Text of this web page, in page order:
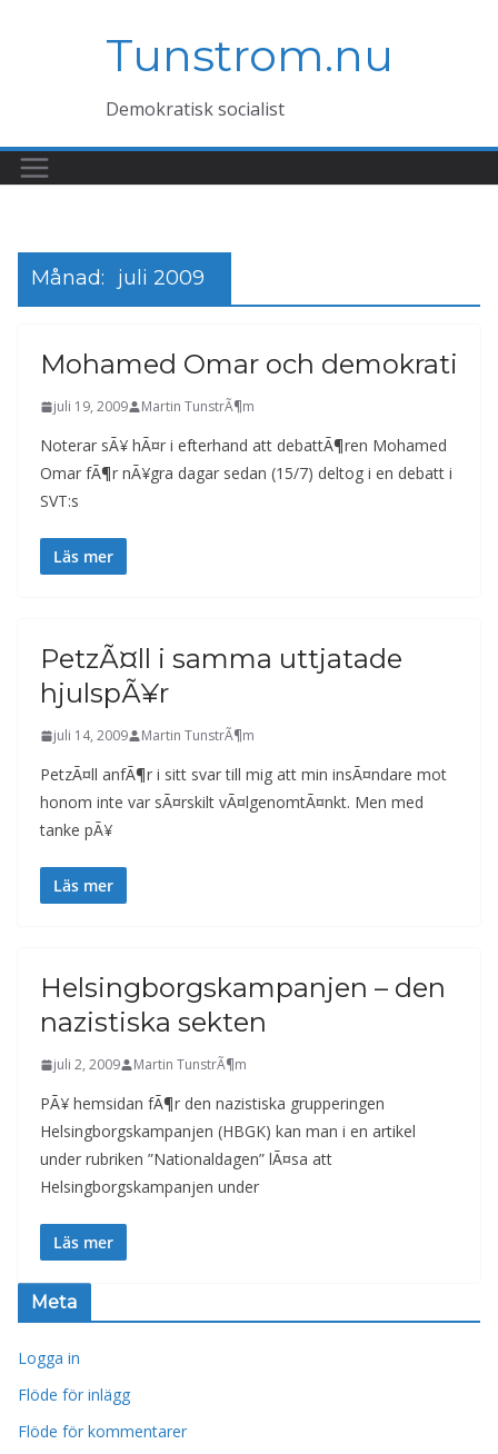
Tunstrom.nu
Demokratisk socialist
Månad: juli 2009
Mohamed Omar och demokrati
juli 19, 2009 Martin TunstrÃ¶m
Noterar sÃ¥ hÃ¤r i efterhand att debattÃ¶ren Mohamed
Omar fÃ¶r nÃ¥gra dagar sedan (15/7) deltog i en debatt i
SVT:s
Läs mer
PetzÃ¤ll i samma uttjatade
hjulspÃ¥r
juli 14, 2009 Martin TunstrÃ¶m
PetzÃ¤ll anfÃ¶r i sitt svar till mig att min insÃ¤ndare mot
honom inte var sÃ¤rskilt vÃ¤lgenomtÃ¤nkt. Men med
tanke pÃ¥
Läs mer
Helsingborgskampanjen – den
nazistiska sekten
juli 2, 2009 Martin TunstrÃ¶m
PÃ¥ hemsidan fÃ¶r den nazistiska grupperingen
Helsingborgskampanjen (HBGK) kan man i en artikel
under rubriken ”Nationaldagen” lÃ¤sa att
Helsingborgskampanjen under
Läs mer
Meta
Logga in
Flöde för inlägg
Flöde för kommentarer